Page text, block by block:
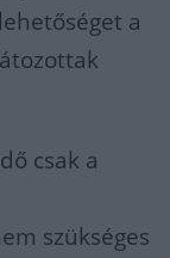
a
csak a
szükséges